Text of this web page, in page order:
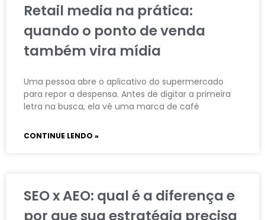
Retail media na prática:
quando o ponto de venda
também vira mídia
Uma pessoa abre o aplicativo do supermercado
para repor a despensa. Antes de digitar a primeira
letra na busca, ela vê uma marca de café
CONTINUE LENDO »
SEO x AEO: qual é a diferença e
por que sua estratégia precisa